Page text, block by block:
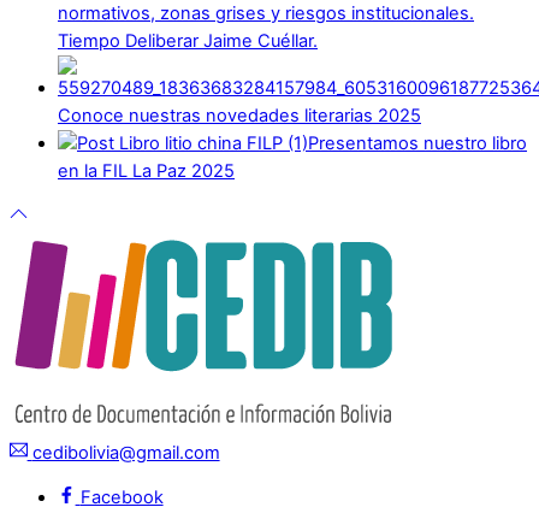
normativos, zonas grises y riesgos institucionales.
Tiempo Deliberar Jaime Cuéllar.
Conoce nuestras novedades literarias 2025
Presentamos nuestro libro
en la FIL La Paz 2025
cedibolivia@gmail.com
Facebook